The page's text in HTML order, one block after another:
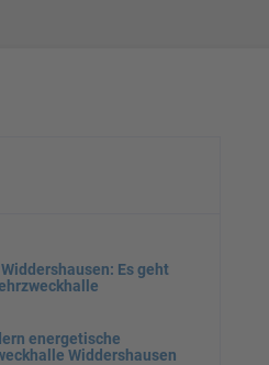
Es geht
energetische
Widdershausen